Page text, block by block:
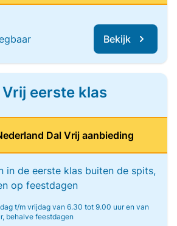
Bekijk
Vrij eerste klas
Dal Vrij aanbieding
in de eerste klas buiten de spits,
op feestdagen
t/m vrijdag van 6.30 tot 9.00 uur en van
behalve feestdagen